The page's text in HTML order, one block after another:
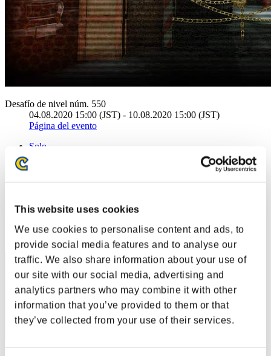
This website uses cookies
We use cookies to personalise content and ads, to
provide social media features and to analyse our
traffic. We also share information about your use of
our site with our social media, advertising and
analytics partners who may combine it with other
information that you’ve provided to them or that
they’ve collected from your use of their services.
Desafío de nivel núm. 550
04.08.2020 15:00 (JST) - 10.08.2020 15:00 (JST)
Página del evento
Solo
Posición
41